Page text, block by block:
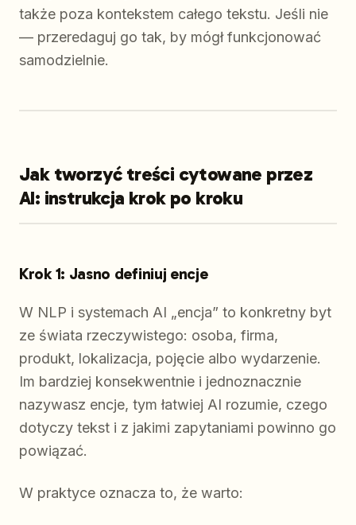
także poza kontekstem całego tekstu. Jeśli nie
— przeredaguj go tak, by mógł funkcjonować
samodzielnie.
Jak tworzyć treści cytowane przez
AI: instrukcja krok po kroku
Krok 1: Jasno definiuj encje
W NLP i systemach AI „encja” to konkretny byt
ze świata rzeczywistego: osoba, firma,
produkt, lokalizacja, pojęcie albo wydarzenie.
Im bardziej konsekwentnie i jednoznacznie
nazywasz encje, tym łatwiej AI rozumie, czego
dotyczy tekst i z jakimi zapytaniami powinno go
powiązać.
W praktyce oznacza to, że warto: